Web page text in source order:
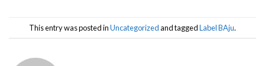
This entry was posted inUncategorizedand taggedLabel BAju.